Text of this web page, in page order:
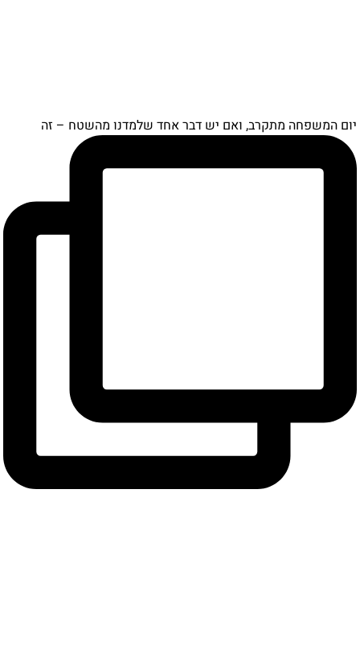
יום המשפחה מתקרב, ואם יש דבר אחד שלמדנו מהשטח – זה